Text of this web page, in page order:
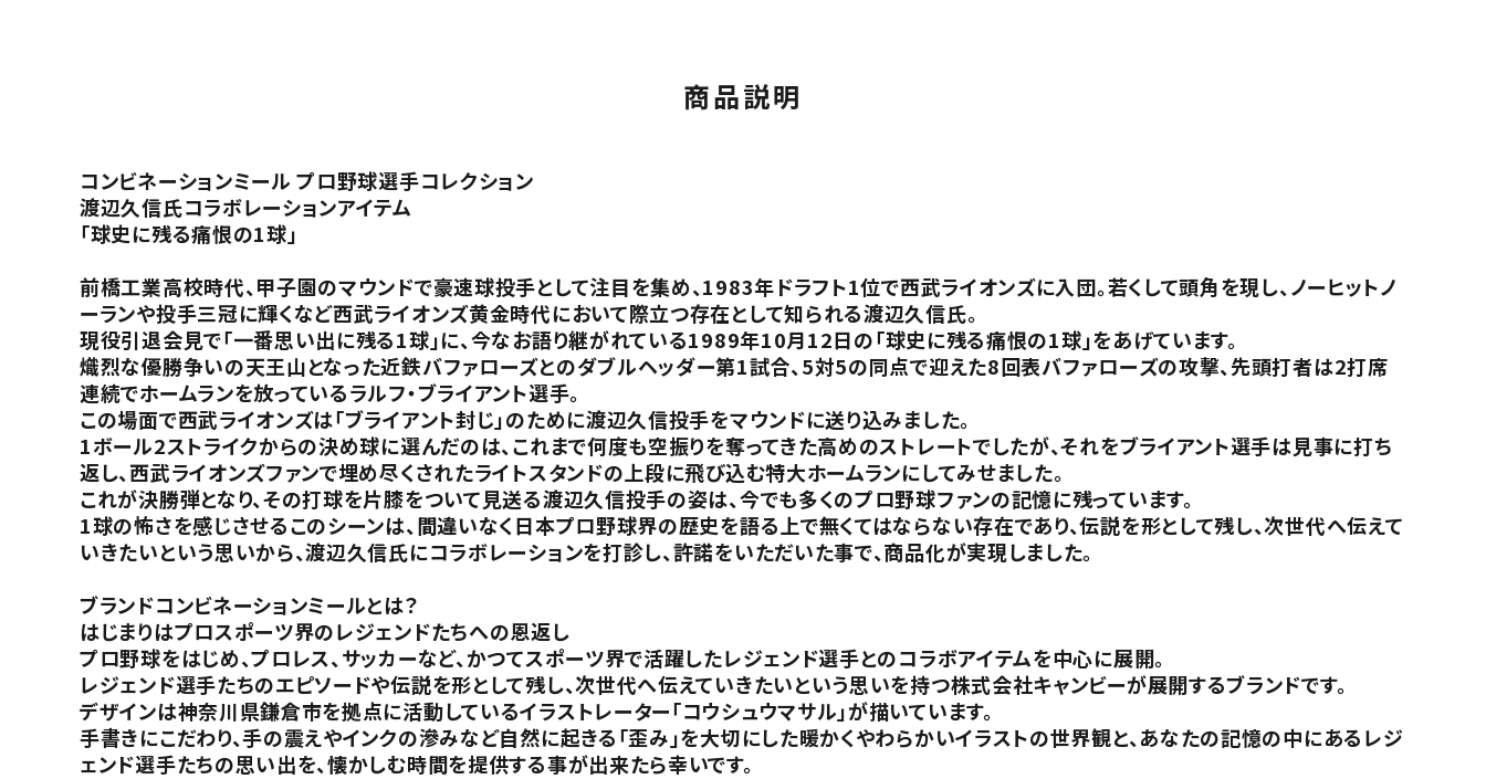
商品説明
コンビネーションミール プロ野球選手コレクション
渡辺久信氏コラボレーションアイテム
「球史に残る痛恨の1球」
前橋工業高校時代、甲子園のマウンドで豪速球投手として注目を集め、1983年ドラフト1位で西武ライオンズに入団。若くして頭角を現し、ノーヒットノ
ーランや投手三冠に輝くなど西武ライオンズ黄金時代において際立つ存在として知られる渡辺久信氏。
現役引退会見で「一番思い出に残る1球」に、今なお語り継がれている1989年10月12日の「球史に残る痛恨の1球」をあげています。
熾烈な優勝争いの天王山となった近鉄バファローズとのダブルヘッダー第1試合、5対5の同点で迎えた8回表バファローズの攻撃、先頭打者は2打席
連続でホームランを放っているラルフ・ブライアント選手。
この場面で西武ライオンズは「ブライアント封じ」のために渡辺久信投手をマウンドに送り込みました。
1ボール2ストライクからの決め球に選んだのは、これまで何度も空振りを奪ってきた高めのストレートでしたが、それをブライアント選手は見事に打ち
返し、西武ライオンズファンで埋め尽くされたライトスタンドの上段に飛び込む特大ホームランにしてみせました。
これが決勝弾となり、その打球を片膝をついて見送る渡辺久信投手の姿は、今でも多くのプロ野球ファンの記憶に残っています。
1球の怖さを感じさせるこのシーンは、間違いなく日本プロ野球界の歴史を語る上で無くてはならない存在であり、伝説を形として残し、次世代へ伝えて
いきたいという思いから、渡辺久信氏にコラボレーションを打診し、許諾をいただいた事で、商品化が実現しました。
ブランドコンビネーションミールとは？
はじまりはプロスポーツ界のレジェンドたちへの恩返し
プロ野球をはじめ、プロレス、サッカーなど、かつてスポーツ界で活躍したレジェンド選手とのコラボアイテムを中心に展開。
レジェンド選手たちのエピソードや伝説を形として残し、次世代へ伝えていきたいという思いを持つ株式会社キャンビーが展開するブランドです。
デザインは神奈川県鎌倉市を拠点に活動しているイラストレーター「コウシュウマサル」が描いています。
手書きにこだわり、手の震えやインクの滲みなど自然に起きる「歪み」を大切にした暖かくやわらかいイラストの世界観と、あなたの記憶の中にあるレジ
ェンド選手たちの思い出を、懐かしむ時間を提供する事が出来たら幸いです。